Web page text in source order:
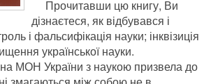
Прочитавши цю книгу, Ви
дізнаєтеся, як відбувався і
і фальсифікація науки; інквізиція
української науки.
МОН України з наукою призвела до